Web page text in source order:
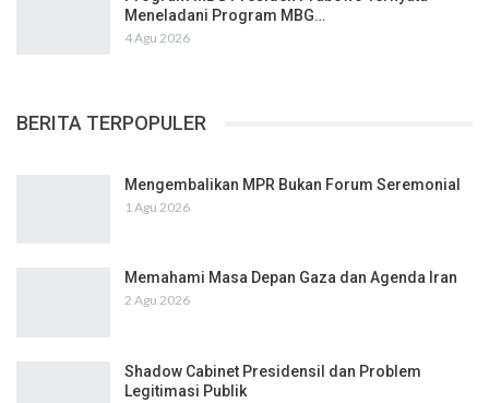
Meneladani Program MBG…
4 Agu 2026
BERITA TERPOPULER
Mengembalikan MPR Bukan Forum Seremonial
1 Agu 2026
Memahami Masa Depan Gaza dan Agenda Iran
2 Agu 2026
Shadow Cabinet Presidensil dan Problem
Legitimasi Publik